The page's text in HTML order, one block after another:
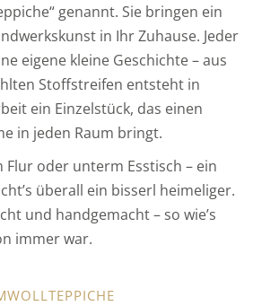
genannt. Sie bringen ein
in Ihr Zuhause. Jeder
eigene kleine Geschichte – aus
Stoffstreifen entsteht in
ein Einzelstück, das einen
in jeden Raum bringt.
Flur oder unterm Esstisch – ein
überall ein bisserl heimeliger.
und handgemacht – so wie’s
immer war.